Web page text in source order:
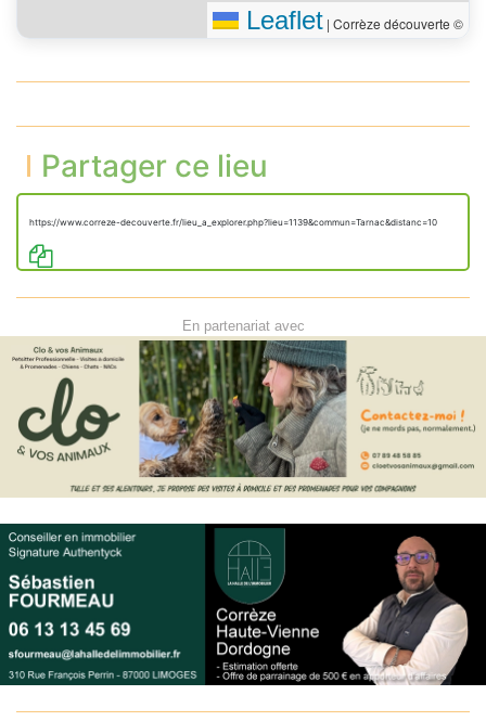
Leaflet | Corrèze découverte ©
Partager ce lieu
https://www.correze-decouverte.fr/lieu_a_explorer.php?lieu=1139&commun=Tarnac&distanc=10
En partenariat avec